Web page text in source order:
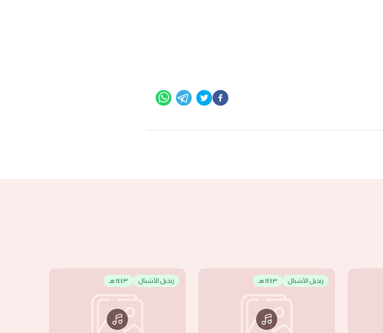
زنجيل الأشبال ١٤٤٣ هـ زنجيل الأشبال ١٤٤٣ هـ